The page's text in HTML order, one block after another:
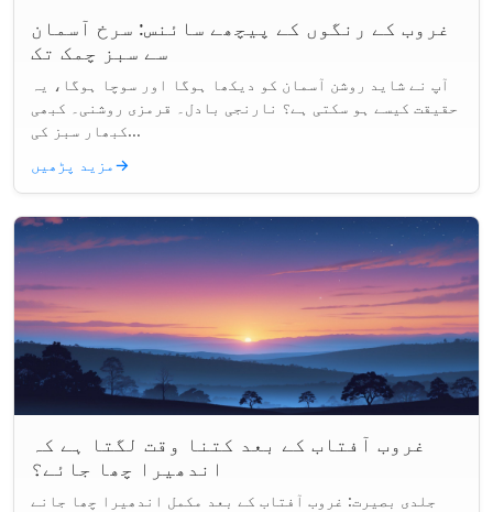
غروب کے رنگوں کے پیچھے سائنس: سرخ آسمان
سے سبز چمک تک
آپ نے شاید روشن آسمان کو دیکھا ہوگا اور سوچا ہوگا، یہ
حقیقت کیسے ہو سکتی ہے؟ نارنجی بادل۔ قرمزی روشنی۔ کبھی
کبھار سبز کی...
مزید پڑھیں→
غروب آفتاب کے بعد کتنا وقت لگتا ہے کہ
اندھیرا چھا جائے؟
جلدی بصیرت: غروب آفتاب کے بعد مکمل اندھیرا چھا جانے